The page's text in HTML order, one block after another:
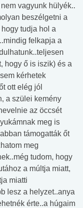
vagyunk hülyék..
beszélgetni a
tudja hol a
felkapja a
hogy ő is iszik) és a
kérhetek
ott elég jól
a szülei kemény
az öccsét
meg is
támogatták őt
meg
tudom, hogy
a múltja miatt,
miatti
lesz a helyzet..anya
érte..a húgaim